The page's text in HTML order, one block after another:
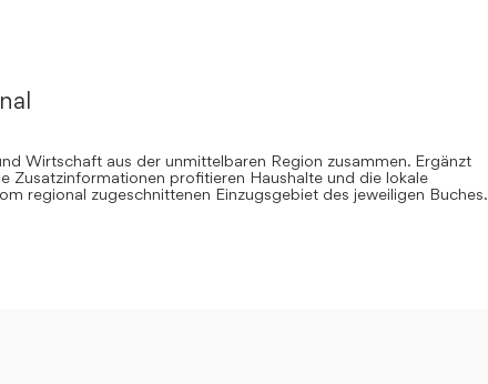
Wirtschaft aus der unmittelbaren Region zusammen. Ergänzt
Zusatzinformationen profitieren Haushalte und die lokale
regional zugeschnittenen Einzugsgebiet des jeweiligen Buches.